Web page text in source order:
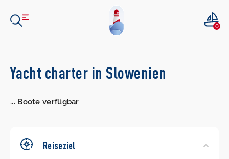
0
Search
Yacht charter in Slowenien
...Boote verfügbar
Reiseziel